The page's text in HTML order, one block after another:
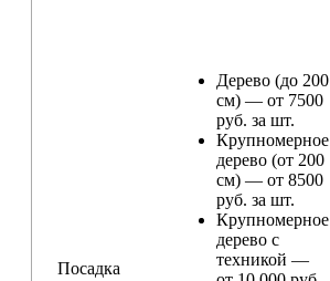
Посадка
Дерево (до 200
см) — от 7500
руб. за шт.
Крупномерное
дерево (от 200
см) — от 8500
руб. за шт.
Крупномерное
дерево с
техникой —